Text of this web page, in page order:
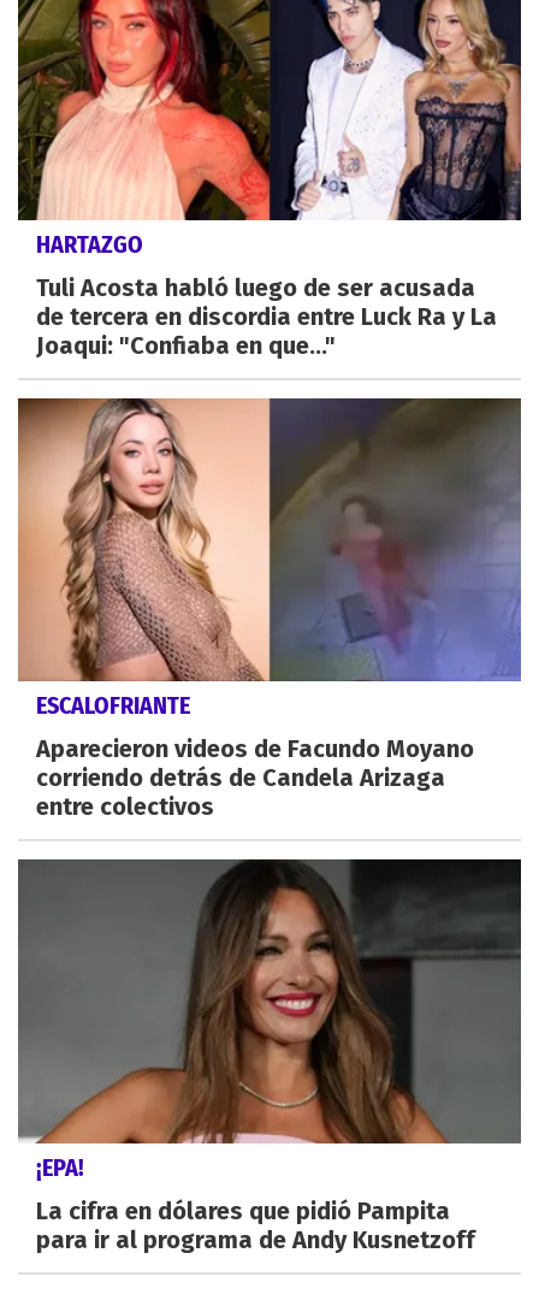
HARTAZGO
Tuli Acosta habló luego de ser acusada
de tercera en discordia entre Luck Ra y La
Joaqui: "Confiaba en que..."
ESCALOFRIANTE
Aparecieron videos de Facundo Moyano
corriendo detrás de Candela Arizaga
entre colectivos
¡EPA!
La cifra en dólares que pidió Pampita
para ir al programa de Andy Kusnetzoff